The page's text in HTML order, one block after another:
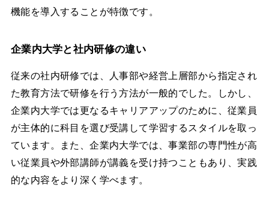
機能を導入することが特徴です。
企業内大学と社内研修の違い
従来の社内研修では、人事部や経営上層部から指定され
た教育方法で研修を行う方法が一般的でした。しかし、
企業内大学では更なるキャリアアップのために、従業員
が主体的に科目を選び受講して学習するスタイルを取っ
ています。また、企業内大学では、事業部の専門性が高
い従業員や外部講師が講義を受け持つこともあり、実践
的な内容をより深く学べます。